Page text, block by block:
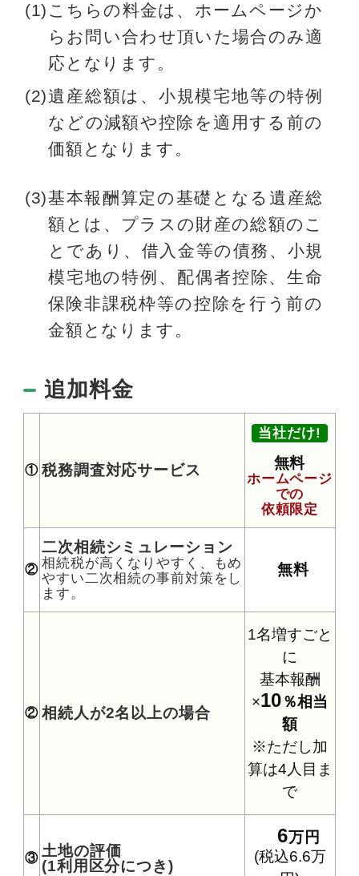
(1)こちらの料金は、ホームページか
らお問い合わせ頂いた場合のみ適
応となります。
(2)遺産総額は、小規模宅地等の特例
などの減額や控除を適用する前の
価額となります。
(3)基本報酬算定の基礎となる遺産総
額とは、プラスの財産の総額のこ
とであり、借入金等の債務、小規
模宅地の特例、配偶者控除、生命
保険非課税枠等の控除を行う前の
金額となります。
追加料金
① 税務調査対応サービス
当社だけ!
無料
ホームページ
での
依頼限定
②
二次相続シミュレーション
相続税が高くなりやすく、もめ
やすい二次相続の事前対策をし
ます。
無料
② 相続人が2名以上の場合
1名増すごと
に
基本報酬
×10％相当
額
※ただし加
算は4人目ま
で
③ 土地の評価
(1利用区分につき)
6万円
(税込6.6万